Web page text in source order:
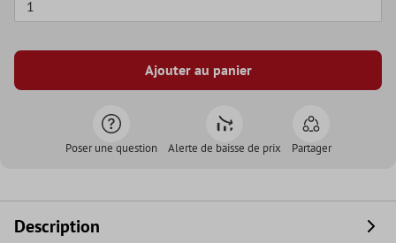
Ajouter au panier
Poser une question Alerte de baisse de prix Partager
Description